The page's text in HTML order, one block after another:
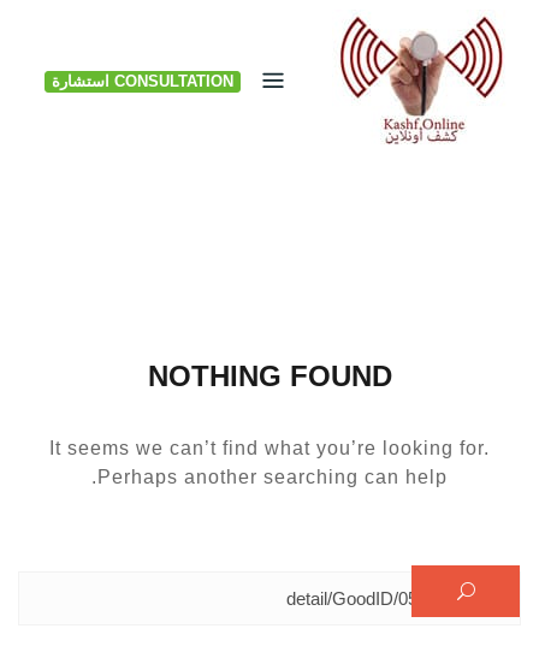
Skip
content
CONSULTATION استشارة
NOTHING FOUND
It seems we can’t find what you’re looking for.
Perhaps another searching can help.
البحث عن: